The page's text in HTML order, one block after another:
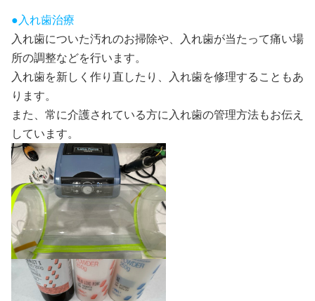
●入れ歯治療
入れ歯についた汚れのお掃除や、入れ歯が当たって痛い場
所の調整などを行います。
入れ歯を新しく作り直したり、入れ歯を修理することもあ
ります。
また、常に介護されている方に入れ歯の管理方法もお伝え
しています。